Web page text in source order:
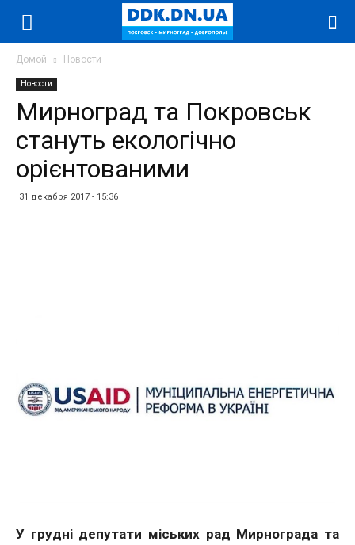
Домой Новости
Новости
Мирноград та Покровськ
стануть екологічно
орієнтованими
31 декабря 2017 - 15:36
У грудні депутати міських рад Мирнограда та